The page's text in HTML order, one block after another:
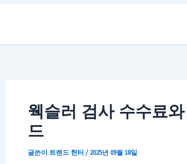
웩슬러 검사 수수료
드
글쓴이 트렌드 헌터 / 2025년 09월 18일